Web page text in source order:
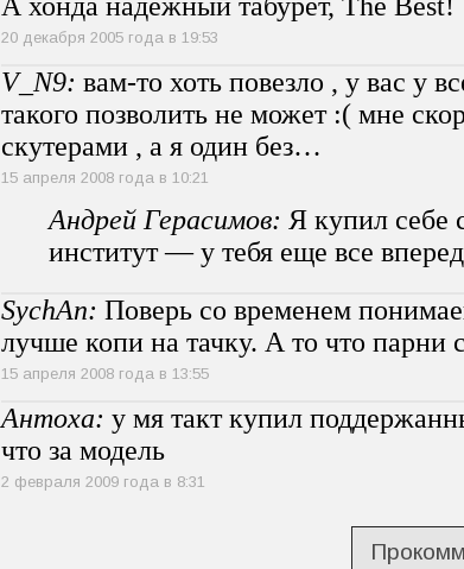
20 декабря 2005 года в 19:53
V_N9: вам-то хоть повезло , у вас у
такого позволить не может :( мне
скутерами , а я один без…
15 апреля 2008 года в 10:21
Андрей Герасимов: Я купил себе
институт — у тебя еще все
SychAn: Поверь со временем
лучше копи на тачку. А то что
15 апреля 2008 года в 13:55
Антоха: у мя такт купил
что за модель
2 февраля 2009 года в 8:31